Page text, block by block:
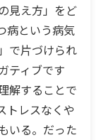
見え方」をど
病という病気
で片づけられ
ティブです
解することで
トレスなくや
いる。だった